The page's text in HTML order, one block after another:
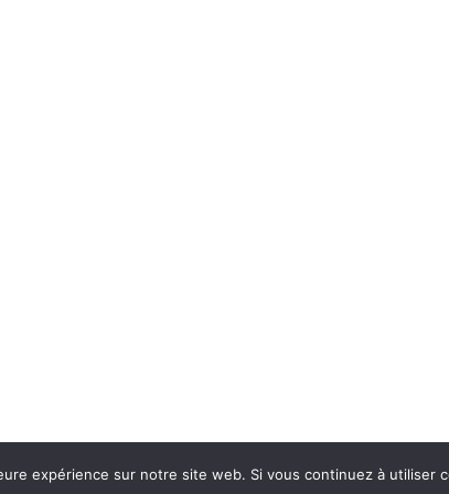
expérience sur notre site web. Si vous continuez à